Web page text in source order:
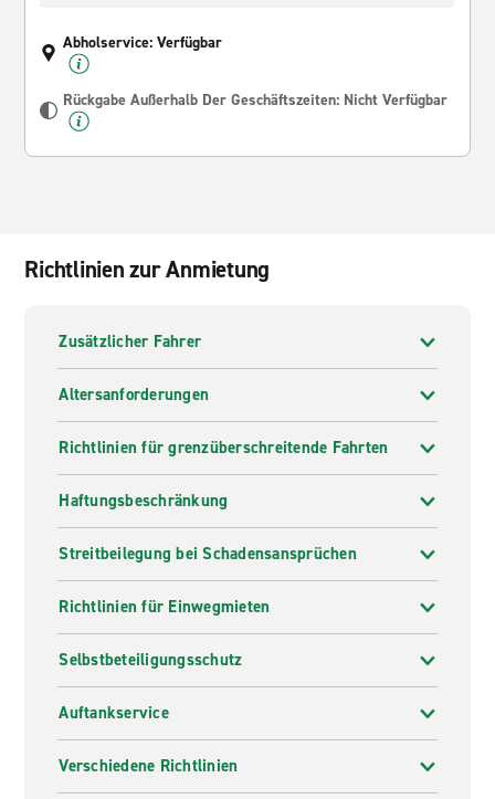
Abholservice: Verfügbar
Rückgabe Außerhalb Der Geschäftszeiten: Nicht Verfügbar
Richtlinien zur Anmietung
Zusätzlicher Fahrer
Altersanforderungen
Richtlinien für grenzüberschreitende Fahrten
Haftungsbeschränkung
Streitbeilegung bei Schadensansprüchen
Richtlinien für Einwegmieten
Selbstbeteiligungsschutz
Auftankservice
Verschiedene Richtlinien